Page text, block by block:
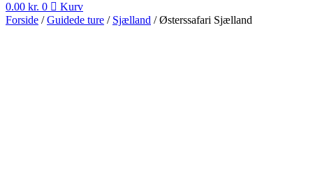
0.00 kr. 0
Kurv
Forside /Guidede ture / Sjælland / Østerssafari Sjælland